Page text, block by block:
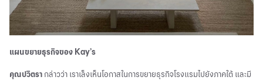
แผนขยายธุรกิจของ Kay’s
คุณปวิตรา กล่าวว่า เราเล็งเห็นโอกาสในการขยายธุรกิจโรงแรมไปยังภาคใต้ และมี